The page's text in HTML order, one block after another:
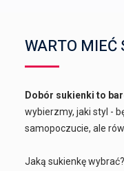
WARTO MIEĆ
Dobór sukienki to
wybierzmy, jaki styl -
samopoczucie, ale
Jaką sukienkę